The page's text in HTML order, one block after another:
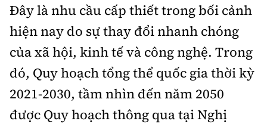
Đây là nhu cầu cấp thiết trong bối cảnh
hiện nay do sự thay đổi nhanh chóng
của xã hội, kinh tế và công nghệ. Trong
đó, Quy hoạch tổng thể quốc gia thời kỳ
2021-2030, tầm nhìn đến năm 2050
được Quy hoạch thông qua tại Nghị